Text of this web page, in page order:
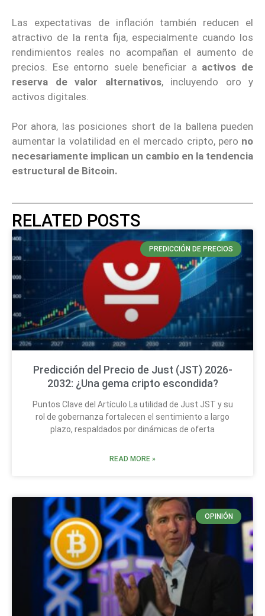
Las expectativas de inflación también reducen el
atractivo de la renta fija, especialmente cuando los
rendimientos reales no acompañan el aumento de
precios. Ese entorno suele beneficiar a activos de
reserva de valor alternativos, incluyendo oro y
activos digitales.
Por ahora, las posiciones short de la ballena pueden
aumentar la volatilidad en el mercado cripto, pero no
necesariamente implican un cambio en la tendencia
estructural de Bitcoin.
RELATED POSTS
PREDICCIÓN DE PRECIOS
Predicción del Precio de Just (JST) 2026-
2032: ¿Una gema cripto escondida?
Puntos Clave del Artículo La utilidad de Just JST y su
rol de gobernanza fortalecen el sentimiento a largo
plazo, respaldados por dinámicas de oferta
READ MORE »
OPINIÓN